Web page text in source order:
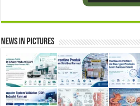
News in Pictures